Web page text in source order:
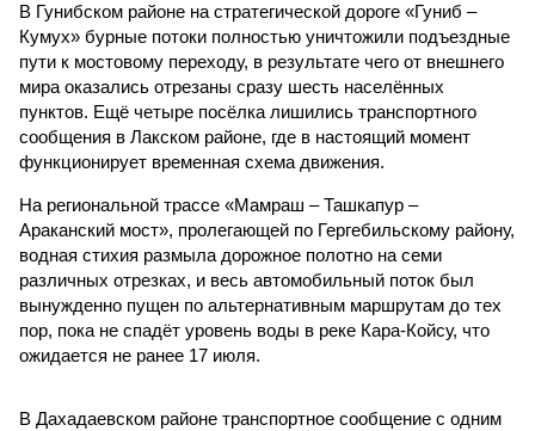
В Гунибском районе на стратегической дороге «Гуниб –
Кумух» бурные потоки полностью уничтожили подъездные
пути к мостовому переходу, в результате чего от внешнего
мира оказались отрезаны сразу шесть населённых
пунктов. Ещё четыре посёлка лишились транспортного
сообщения в Лакском районе, где в настоящий момент
функционирует временная схема движения.
На региональной трассе «Мамраш – Ташкапур –
Араканский мост», пролегающей по Гергебильскому району,
водная стихия размыла дорожное полотно на семи
различных отрезках, и весь автомобильный поток был
вынужденно пущен по альтернативным маршрутам до тех
пор, пока не спадёт уровень воды в реке Кара-Койсу, что
ожидается не ранее 17 июля.
В Дахадаевском районе транспортное сообщение с одним